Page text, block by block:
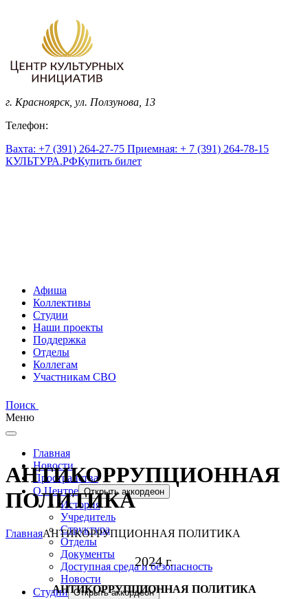
г. Красноярск, ул. Ползунова, 13
Телефон:
Вахта: +7 (391) 264-27-75 Приемная: + 7 (391) 264-78-15
КУЛЬТУРА.РФКупить билет
Афиша
Коллективы
Студии
Наши проекты
Поддержка
Отделы
Коллегам
Участникам СВО
Поиск
Меню
Главная
Новости
Пространства
О Центре Открыть аккордеон
История
Учредитель
Структура
Отделы
Документы
Доступная среда и безопасность
Новости
Студии Открыть аккордеон
АНТИКОРРУПЦИОННАЯ
ПОЛИТИКА
ГлавнаяАНТИКОРРУПЦИОННАЯ ПОЛИТИКА
2024 г.
АНТИКОРРУПЦИОННАЯ ПОЛИТИКА